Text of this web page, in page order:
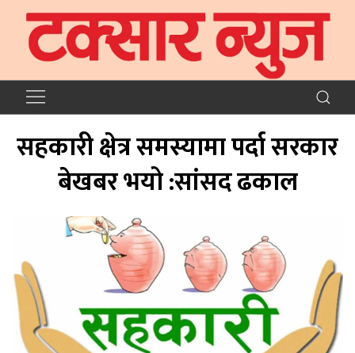
सहकारी क्षेत्र समस्यामा पर्दा सरकार
बेखबर भयो :सांसद ढकाल